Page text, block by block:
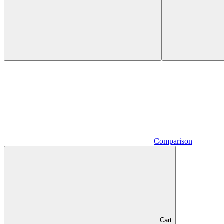
Comparison
Cart